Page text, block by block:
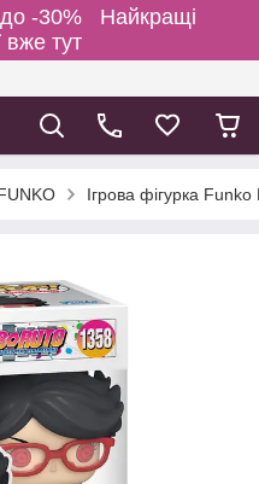
до -30% Найкращі
вже тут
Ігрова фігурка